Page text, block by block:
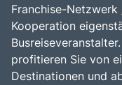
Franchise-Netzwerk
Kooperation
profitieren Sie von
Destinationen und